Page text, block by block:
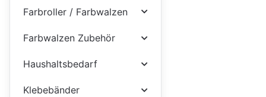
Farbroller / Farbwalzen
Farbwalzen Zubehör
Haushaltsbedarf
Klebebänder